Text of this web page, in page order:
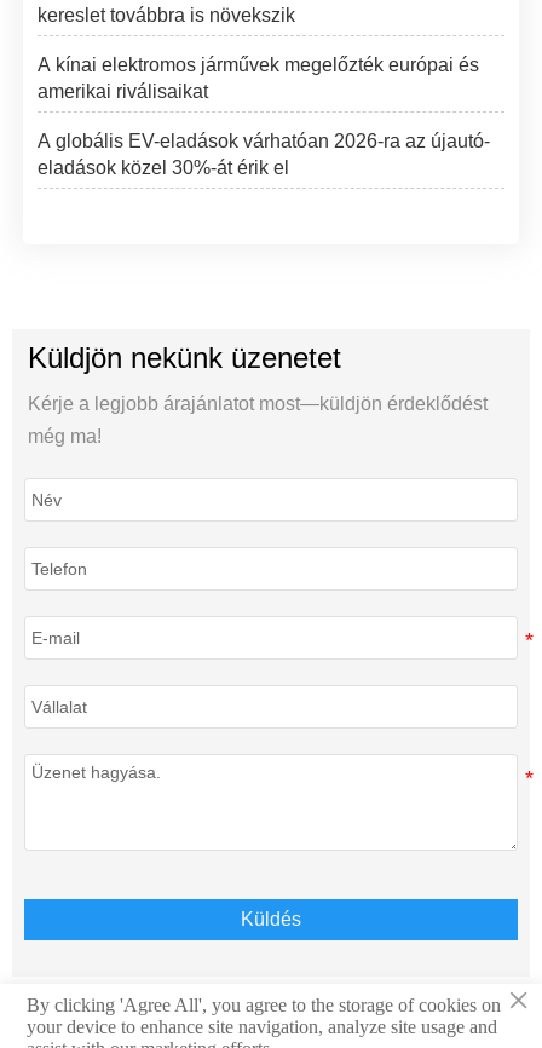
kereslet továbbra is növekszik
A kínai elektromos járművek megelőzték európai és
amerikai riválisaikat
A globális EV-eladások várhatóan 2026-ra az újautó-
eladások közel 30%-át érik el
Küldjön nekünk üzenetet
Kérje a legjobb árajánlatot most—küldjön érdeklődést
még ma!
Küldés
Szerzői jog © Teison Energy Technology Co.,Ltd. Minden
×
By clicking 'Agree All', you agree to the storage of cookies on
your device to enhance site navigation, analyze site usage and